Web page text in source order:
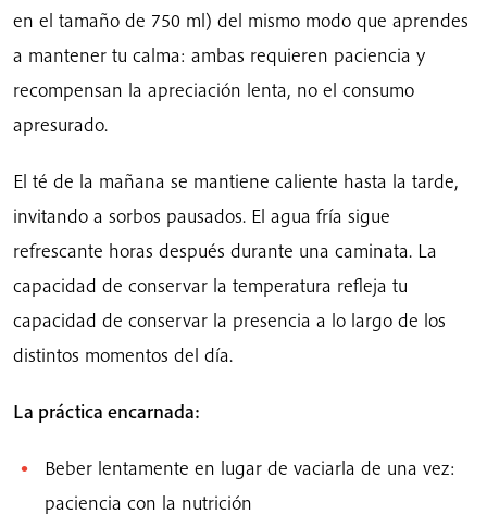
en el tamaño de 750 ml) del mismo modo que aprendes
a mantener tu calma: ambas requieren paciencia y
recompensan la apreciación lenta, no el consumo
apresurado.
El té de la mañana se mantiene caliente hasta la tarde,
invitando a sorbos pausados. El agua fría sigue
refrescante horas después durante una caminata. La
capacidad de conservar la temperatura refleja tu
capacidad de conservar la presencia a lo largo de los
distintos momentos del día.
La práctica encarnada:
Beber lentamente en lugar de vaciarla de una vez:
paciencia con la nutrición